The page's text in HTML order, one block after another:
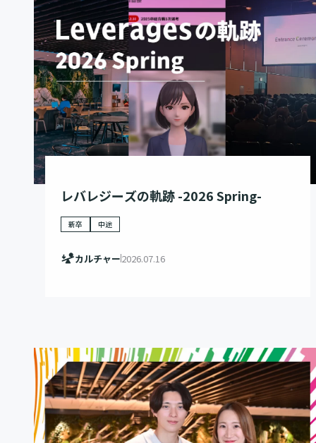
レバレジーズの軌跡 -2026 Spring-
新卒 中途
カルチャー2026.07.16